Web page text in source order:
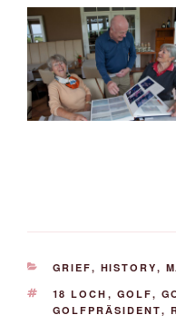
KATEGORIEN
GRIEF, HISTORY,
SCHLAGWÖRTER
18 LOCH , GOLF,
GOLFPRÄSIDENT,